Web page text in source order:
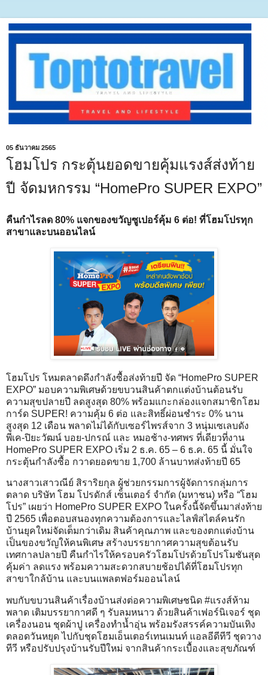
05 ธันวาคม 2565
โฮมโปร กระตุ้นยอดขายคุ้มแรงส์ส่งท้าย
ปี จัดมหกรรม “HomePro SUPER EXPO”
คืนกำไรลด 80% แจกของขวัญซูเปอร์คุ้ม 6 ต่อ! ที่โฮมโปรทุก
สาขาและบนออนไลน์
โฮมโปร โหมตลาดดึงกำลังซื้อส่งท้ายปี จัด “HomePro SUPER
EXPO” มอบความพิเศษด้วยขบวนสินค้าตกแต่งบ้านต้อนรับ
ความสุขปลายปี ลดสูงสุด 80% พร้อมแกะกล่องแจกสมาชิกโฮม
การ์ด SUPER! ความคุ้ม 6 ต่อ และสิทธิ์ผ่อนชำระ 0% นาน
สูงสุด 12 เดือน พลาดไม่ได้กับเซอร์ไพรส์จาก 3 หนุ่มเซเลบดัง
พีเค-ปิยะวัฒน์ บอย-ปกรณ์ และ หมอช้าง-ทศพร ที่เดียวที่งาน
HomePro SUPER EXPO เริ่ม 2 ธ.ค. 65 – 6 ธ.ค. 65 นี้ มั่นใจ
กระตุ้นกำลังซื้อ กวาดยอดขาย 1,700 ล้านบาทส่งท้ายปี 65
นางสาวเสาวณีย์ สิราริยกุล ผู้ช่วยกรรมการผู้จัดการกลุ่มการ
ตลาด บริษัท โฮม โปรดักส์ เซ็นเตอร์ จำกัด (มหาชน) หรือ “โฮม
โปร” เผยว่า HomePro SUPER EXPO ในครั้งนี้จัดขึ้นมาส่งท้าย
ปี 2565 เพื่อตอบสนองทุกความต้องการและไลฟ์สไตล์คนรัก
บ้านยุคใหม่จัดเต็มกว่าเดิม สินค้าคุณภาพ และของตกแต่งบ้าน
เป็นของขวัญให้คนพิเศษ สร้างบรรยากาศความสุขต้อนรับ
เทศกาลปลายปี คืนกำไรให้ครอบครัวโฮมโปรด้วยโปรโมชันสุด
คุ้มค่า ลดแรง พร้อมความสะดวกสบายช้อปได้ที่โฮมโปรทุก
สาขาใกล้บ้าน และบนแพลตฟอร์มออนไลน์
พบกับขบวนสินค้าเรื่องบ้านส่งต่อความพิเศษชนิด #แรงส์ห้าม
พลาด เติมบรรยากาศดี ๆ รับลมหนาว ด้วยสินค้าเฟอร์นิเจอร์ ชุด
เครื่องนอน ชุดผ้าปู เครื่องทำน้ำอุ่น พร้อมรังสรรค์ความบันเทิง
ตลอดวันหยุด ไปกับชุดโฮมเอ็นเตอร์เทนเมนท์ แอลอีดีทีวี ชุดวาง
ทีวี หรือปรับปรุงบ้านรับปีใหม่ จากสินค้ากระเบื้องและสุขภัณฑ์